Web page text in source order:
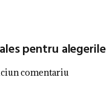
pentru
comentariu